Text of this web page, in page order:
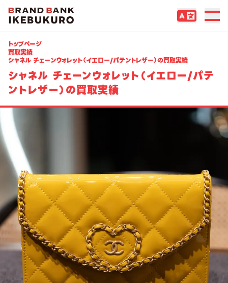
トップページ
買取実績
シャネル チェーンウォレット（イエロー/パテントレザー）の買取実績
シャネル チェーンウォレット（イエロー/パテ
ントレザー）の買取実績